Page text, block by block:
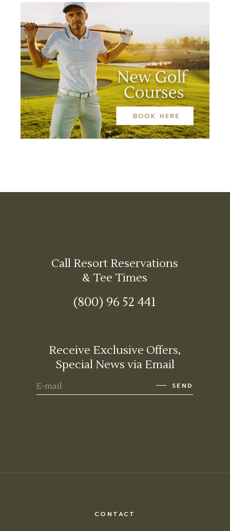
Call Resort Reservations
& Tee Times
(800) 96 52 441
Receive Exclusive Offers,
Special News via Email
SEND
CONTACT